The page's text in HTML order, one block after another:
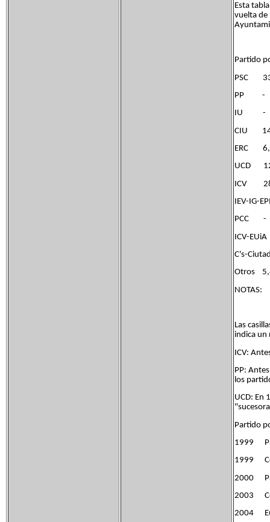
Esta
vuelta de
PSC
PP -
IU
CIU
ERC
UCD
ICV
C's-
Otros
NOTAS:
Las
indica un
ICV:
PP:
los
UCD: En
Partido
1999
1999
2000
2003
2004